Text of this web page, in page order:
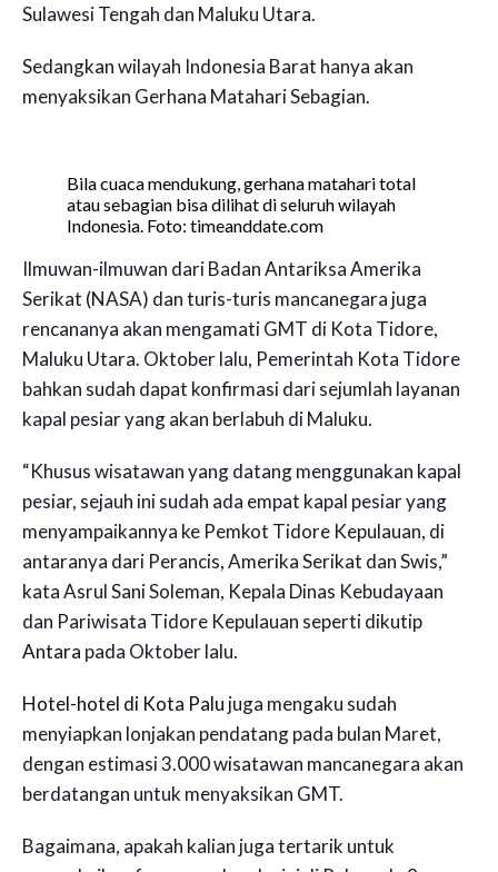
Sulawesi Tengah dan Maluku Utara.
Sedangkan wilayah Indonesia Barat hanya akan
menyaksikan Gerhana Matahari Sebagian.
Bila cuaca mendukung, gerhana matahari total
atau sebagian bisa dilihat di seluruh wilayah
Indonesia. Foto: timeanddate.com
Ilmuwan-ilmuwan dari Badan Antariksa Amerika
Serikat (NASA) dan turis-turis mancanegara juga
rencananya akan mengamati GMT di Kota Tidore,
Maluku Utara. Oktober lalu, Pemerintah Kota Tidore
bahkan sudah dapat konfirmasi dari sejumlah layanan
kapal pesiar yang akan berlabuh di Maluku.
“Khusus wisatawan yang datang menggunakan kapal
pesiar, sejauh ini sudah ada empat kapal pesiar yang
menyampaikannya ke Pemkot Tidore Kepulauan, di
antaranya dari Perancis, Amerika Serikat dan Swis,”
kata Asrul Sani Soleman, Kepala Dinas Kebudayaan
dan Pariwisata Tidore Kepulauan seperti dikutip
Antara pada Oktober lalu.
Hotel-hotel di Kota Palu juga mengaku sudah
menyiapkan lonjakan pendatang pada bulan Maret,
dengan estimasi 3.000 wisatawan mancanegara akan
berdatangan untuk menyaksikan GMT.
Bagaimana, apakah kalian juga tertarik untuk